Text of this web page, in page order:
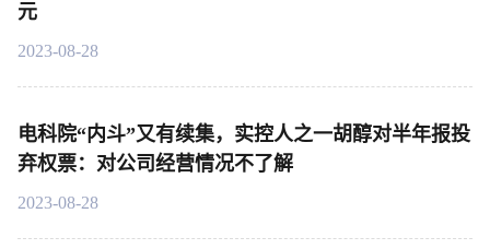
元
2023-08-28
电科院“内斗”又有续集，实控人之一胡醇对半年报投
弃权票：对公司经营情况不了解
2023-08-28